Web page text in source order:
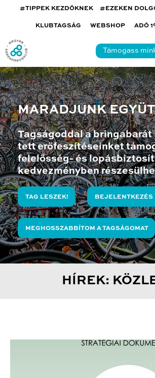
#TIPPEK KEZDŐKNEK #EZEKEN
KLUBTAGSÁG WEBSHOP ADÓ
Támogass
MARADJUNK
Tagságoddal a
tett erőfeszítéseinket
felelősség- és
kedvezményben
TAG LESZEK! BEJELENTKEZÉS
MEGHOSSZABBÍTOM A TAGSÁGOMAT
HÍREK: